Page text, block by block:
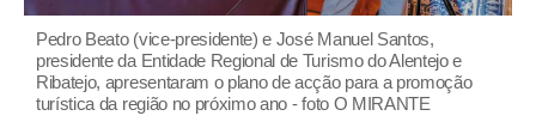
Pedro Beato (vice-presidente) e José Manuel Santos,
presidente da Entidade Regional de Turismo do Alentejo e
Ribatejo, apresentaram o plano de acção para a promoção
turística da região no próximo ano - foto O MIRANTE